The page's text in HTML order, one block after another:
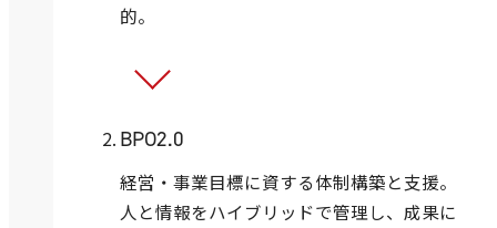
的。
BPO2.0
経営・事業目標に資する体制構築と支援。
人と情報をハイブリッドで管理し、成果に